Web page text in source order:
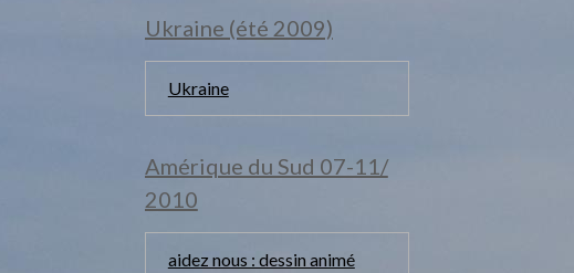
Ukraine (été 2009)
Ukraine
Amérique du Sud 07-11/
2010
aidez nous : dessin animé